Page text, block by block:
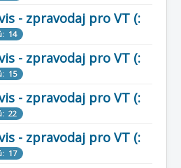
- zpravodaj pro VT (:
14
- zpravodaj pro VT (:
15
- zpravodaj pro VT (:
22
- zpravodaj pro VT (:
17